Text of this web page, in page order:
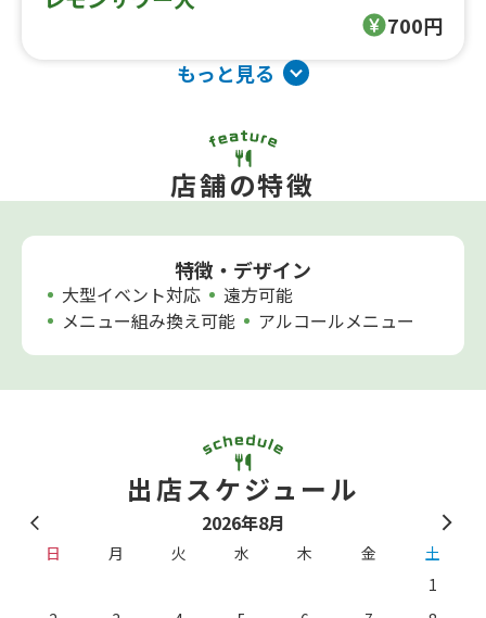
700円
もっと見る
店舗の特徴
特徴・デザイン
大型イベント対応
遠方可能
メニュー組み換え可能
アルコールメニュー
出店スケジュール
2026年8月
日 月 火 水 木 金
土
1